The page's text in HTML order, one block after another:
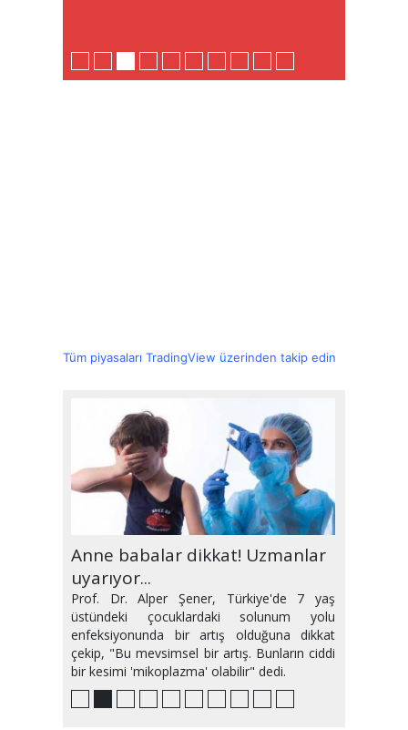
Tüm piyasaları TradingView üzerinden takip edin
Randevuya gitmeyene yasak
geliyor!
Anne babalar dikkat! Uzmanlar
uyarıyor...
Prof. Dr. Alper Şener, Türkiye'de 7 yaş
üstündeki çocuklardaki solunum yolu
enfeksiyonunda bir artış olduğuna dikkat
çekip, "Bu mevsimsel bir artış. Bunların ciddi
bir kesimi 'mikoplazma' olabilir" dedi.
Hipertansiyona neden olan 6
hatalı alışkanlık!
Gebeliğin ilk üç ayı nasıl
geçirilmeli?
Klima hastalığı mı yoksa covid-
19 mu?
Türkiye'de maymun çiçeği
şüphesi
Sıvı kaybını 'meyve suyu' ile
önleyin
Ramazan'da kimler oruç
tutmamalı?
Güncelleme yapmayan sağlık
hizmeti alamayacak!
Omicron belirtileri: Kuru
öksürük, boğazda gıcık ve
kaşıntı